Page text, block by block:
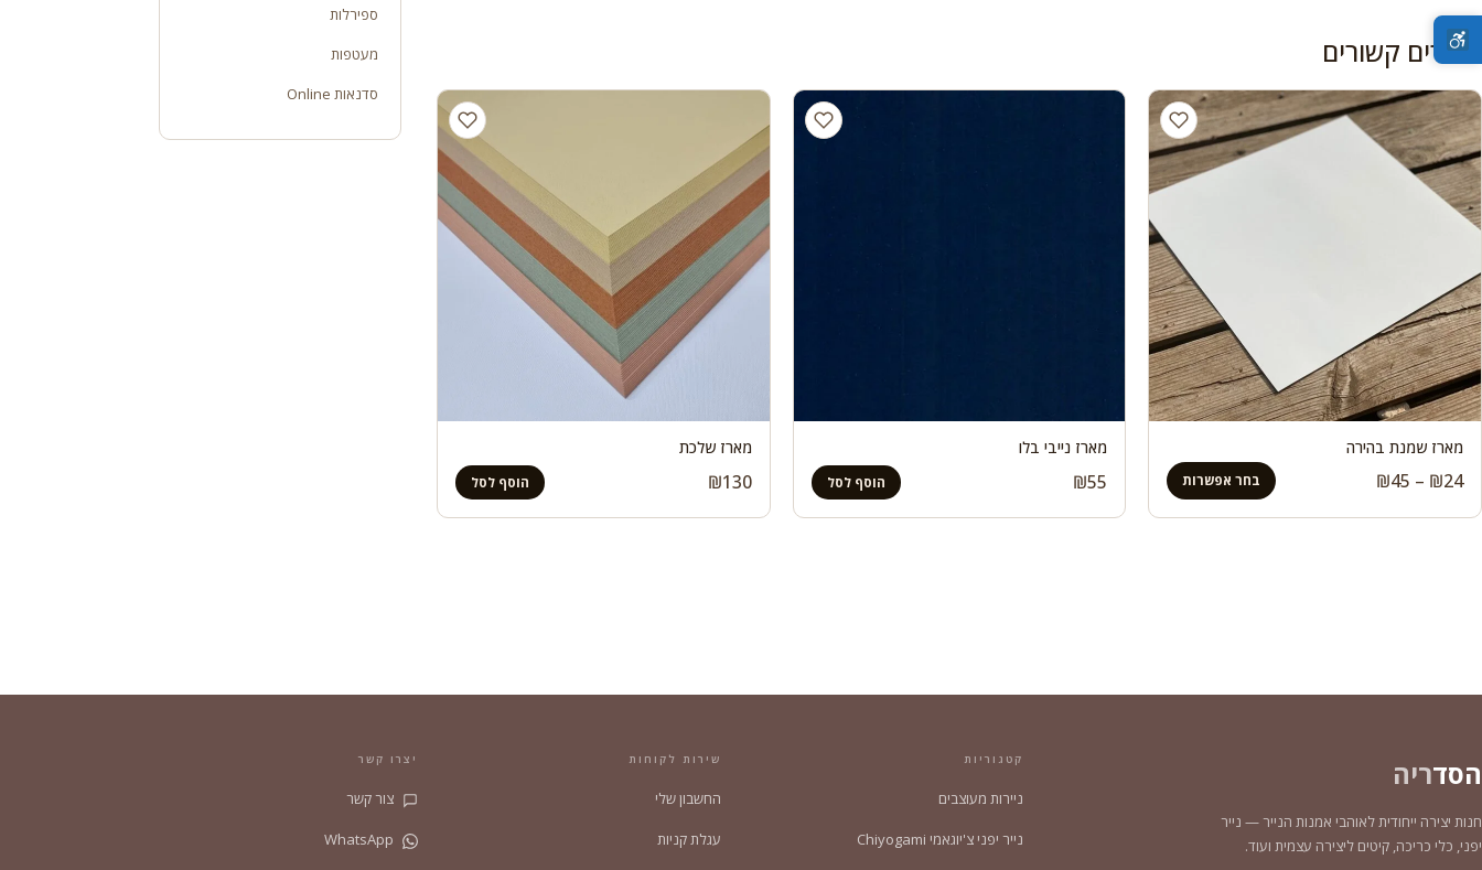
מוצרים קשורים
מארז שמנת בהירה
₪24
–
₪45 בחר אפשרות
מארז נייבי בלו
₪55 הוסף לסל
מארז שלכת
₪130 הוסף לסל
ספירלות
מעטפות
סדנאות Online
הסדריה
חנות יצירה ייחודית לאוהבי אמנות הנייר — נייר
יפני, כלי כריכה, קיטים ליצירה עצמית ועוד.
קטגוריות
ניירות מעוצבים
נייר יפני צ'יוגאמי Chiyogami
שירות לקוחות
החשבון שלי
עגלת קניות
יצרו קשר
צור קשר